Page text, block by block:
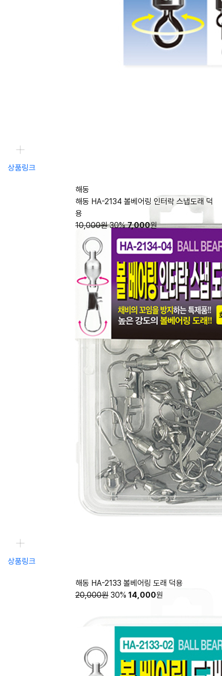
상품링크
해동
해동 HA-2134 볼베어링 인터락 스냅도래 덕
용
10,000원 30% 7,000원
상품링크
해동 HA-2133 볼베어링 도래 덕용
20,000원 30% 14,000원